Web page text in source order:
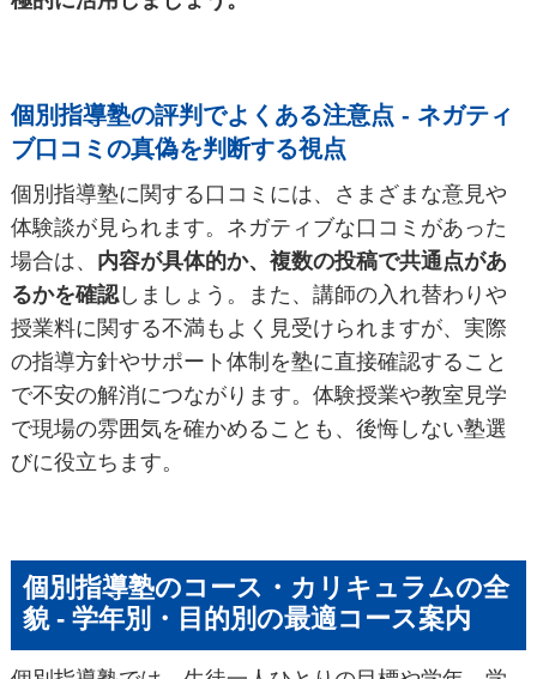
個別指導塾の評判でよくある注意点 - ネガティ
ブ口コミの真偽を判断する視点
個別指導塾に関する口コミには、さまざまな意見や
体験談が見られます。ネガティブな口コミがあった
場合は、 内容が具体的か、複数の投稿で共通点があ
るかを確認しましょう。また、講師の入れ替わりや
授業料に関する不満もよく見受けられますが、実際
の指導方針やサポート体制を塾に直接確認すること
で不安の解消につながります。体験授業や教室見学
で現場の雰囲気を確かめることも、後悔しない塾選
びに役立ちます。
個別指導塾のコース・カリキュラムの全
貌 - 学年別・目的別の最適コース案内